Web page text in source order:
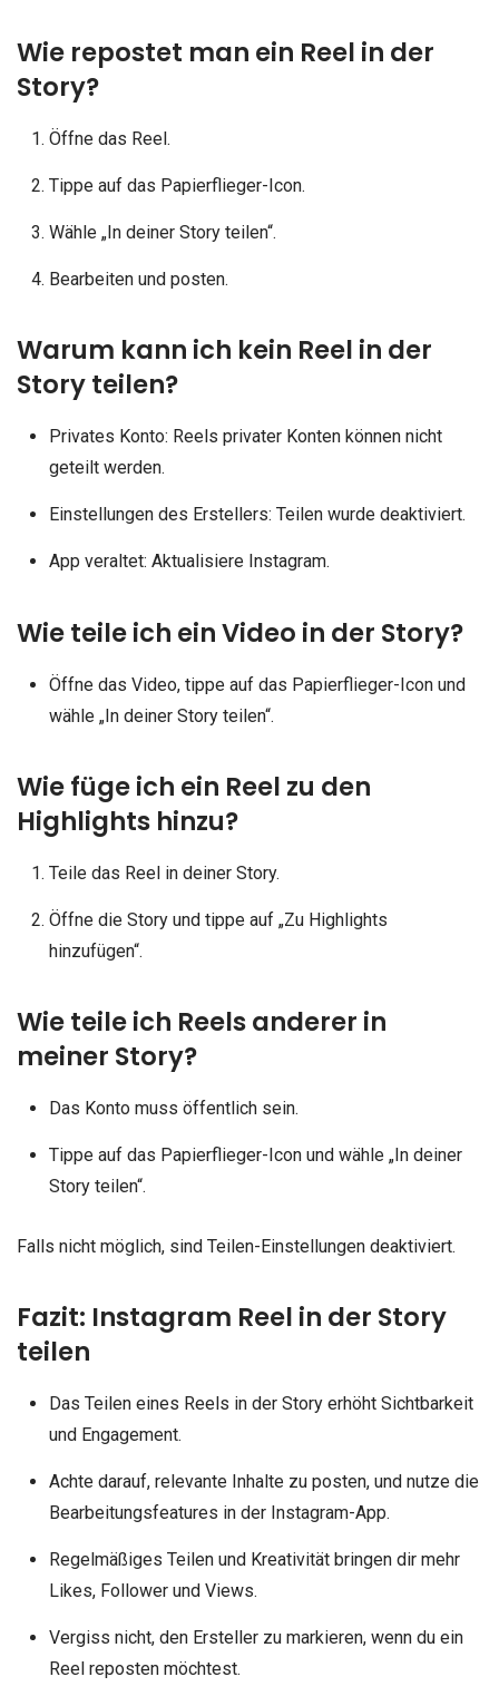
Wie repostet man ein Reel in der
Story?
Öffne das Reel.
Tippe auf das Papierflieger-Icon.
Wähle „In deiner Story teilen“.
Bearbeiten und posten.
Warum kann ich kein Reel in der
Story teilen?
Privates Konto: Reels privater Konten können nicht
geteilt werden.
Einstellungen des Erstellers: Teilen wurde deaktiviert.
App veraltet: Aktualisiere Instagram.
Wie teile ich ein Video in der Story?
Öffne das Video, tippe auf das Papierflieger-Icon und
wähle „In deiner Story teilen“.
Wie füge ich ein Reel zu den
Highlights hinzu?
Teile das Reel in deiner Story.
Öffne die Story und tippe auf „Zu Highlights
hinzufügen“.
Wie teile ich Reels anderer in
meiner Story?
Das Konto muss öffentlich sein.
Tippe auf das Papierflieger-Icon und wähle „In deiner
Story teilen“.
Falls nicht möglich, sind Teilen-Einstellungen deaktiviert.
Fazit: Instagram Reel in der Story
teilen
Das Teilen eines Reels in der Story erhöht Sichtbarkeit
und Engagement.
Achte darauf, relevante Inhalte zu posten, und nutze die
Bearbeitungsfeatures in der Instagram-App.
Regelmäßiges Teilen und Kreativität bringen dir mehr
Likes, Follower und Views.
Vergiss nicht, den Ersteller zu markieren, wenn du ein
Reel reposten möchtest.